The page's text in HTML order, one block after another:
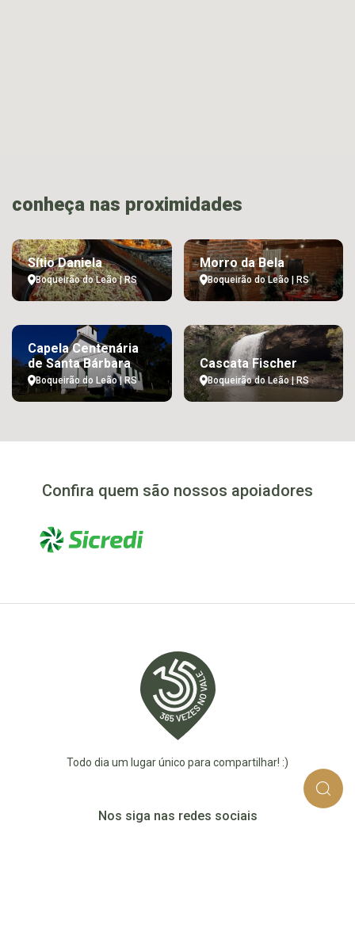
conheça nas proximidades
Sítio Daniela
Boqueirão do Leão | RS
Morro da Bela
Boqueirão do Leão | RS
Capela Centenária
de Santa Bárbara
Boqueirão do Leão | RS
Cascata Fischer
Boqueirão do Leão | RS
Confira quem são nossos apoiadores
Todo dia um lugar único para compartilhar! :)
Nos siga nas redes sociais